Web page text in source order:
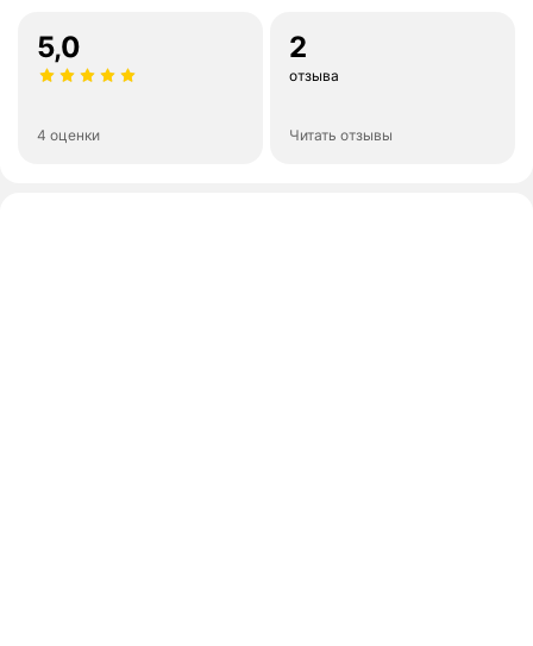
5,0
4 оценки
2
отзыва
Читать отзывы